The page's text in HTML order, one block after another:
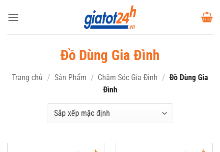
qua
Đồ Dùng Gia Đình
Trang chủ / Sản Phẩm / Chăm Sóc Gia Đình / Đồ Dùng Gia
Đình